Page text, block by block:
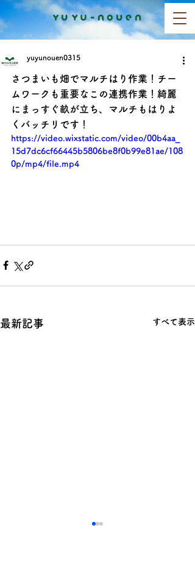
yuyunouen0315
さつまいも畑でマルチはり作業！チー
ムワークも重要なこの連携作業！綺麗
にまっすぐ畝が立ち、マルチもはりよ
くバッチリです！
https://video.wixstatic.com/video/00b4aa_
15d7dc6cf66445b5806be8f0b99e81ae/108
0p/mp4/file.mp4
最新記事 すべて表示